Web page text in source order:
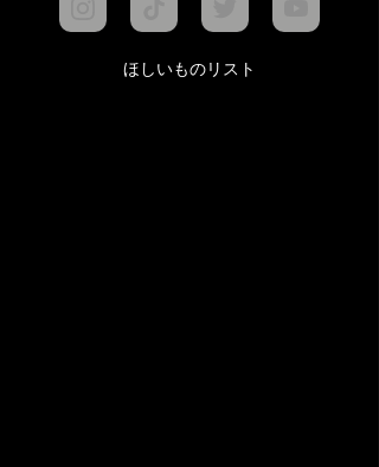
ほしいものリスト